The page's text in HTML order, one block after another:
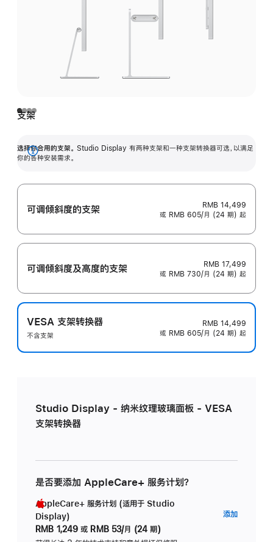
支架
选择你合用的支架。 Studio Display 有两种支架和一种支架转换器可选，以满足
你的各种安装需求。
展
可调倾斜度的支架
RMB 14,499
或 RMB 605/月 (24 期) 起
可调倾斜度及高‍度的支‍架
RMB 17,499
或 RMB 730/月 (24 期) 起
VESA 支架转换器
不含支架
RMB 14,499
或 RMB 605/月 (24 期) 起
Studio Display - 纳米纹理玻璃面板 - VESA
支架转换器
是否要添加 AppleCare+ 服务计划？
AppleCare+ 服务计划 (适用于 Studio
Display)
RMB 1,249 或 RMB 53/月 (24 期)
添加